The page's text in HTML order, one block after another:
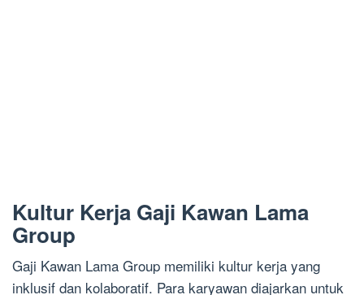
Kultur Kerja Gaji Kawan Lama
Group
Gaji Kawan Lama Group memiliki kultur kerja yang
inklusif dan kolaboratif. Para karyawan diajarkan untuk